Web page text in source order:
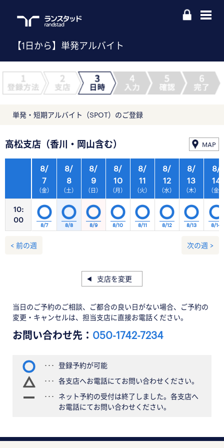
【1日から】単発アルバイト
単発・短期アルバイト（SPOT）のご登録
高松支店（香川・岡山含む） MAP
10:
00
8/
7
（金）
8/
8
（土）
8/
9
（日）
8/
10
（月）
8/
11
（火）
8/
12
（水）
8/
13
（木）
8/7 8/8 8/9 8/10 8/11 8/12 8/13
8/
14
（金）
8/14
< 前の週 次の週 >
支店を変更
当日のご予約のご相談、ご都合の良い日がない場合、ご予約の
変更・キャンセルは、担当支店に直接お電話ください。
お問い合わせ先： 050-1742-7234
登録予約が可能
各支店へお電話にてお問い合わせください。
ネット予約の受付は終了しました。各支店へ
お電話にてお問い合わせください。